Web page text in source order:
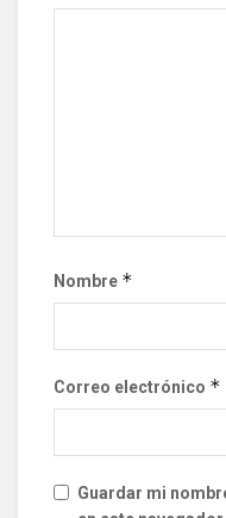
Nombre *
Correo electrónico *
Guardar mi